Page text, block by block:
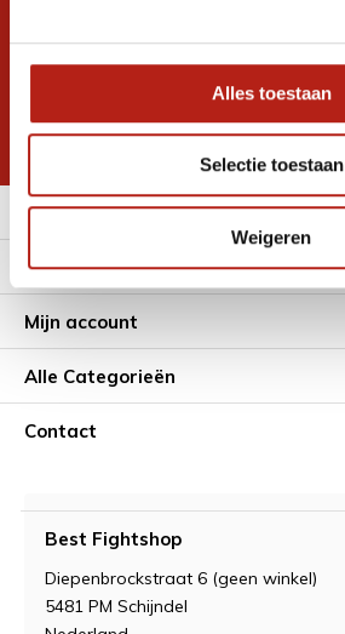
Alles toestaan
Selectie toestaan
Weigeren
promoties
* Lees hier de wettelijke beperkingen
Meer informatie
Klantenservice
Mijn account
Alle Categorieën
Contact
Best Fightshop
Diepenbrockstraat 6 (geen winkel)
5481 PM Schijndel